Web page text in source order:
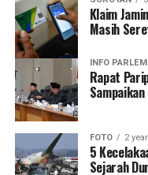
Klaim
Masih
INFO
Rapat
FOTO 2
5
Sejarah